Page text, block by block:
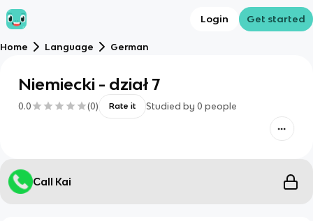
Login Get started
Home Language German
Niemiecki - dział 7
0.0 (0) Rate it Studied by 0 people
Call Kai